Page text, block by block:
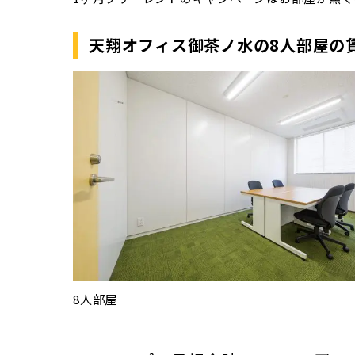
天翔オフィス御茶ノ水の8人部屋の
8人部屋